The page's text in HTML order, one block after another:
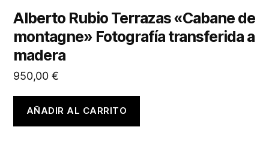
Alberto Rubio Terrazas «Cabane de
montagne» Fotografía transferida a
madera
950,00 €
AÑADIR AL CARRITO